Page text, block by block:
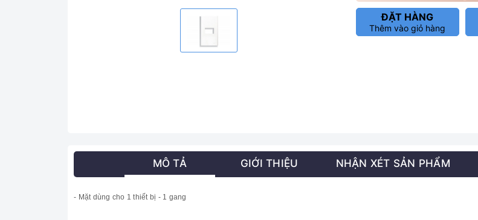
ĐẶT HÀNG
Thêm vào giỏ hàng
MÔ TẢ GIỚI THIỆU NHẬN XÉT SẢN PHẨM
- Mặt dùng cho 1 thiết bị - 1 gang